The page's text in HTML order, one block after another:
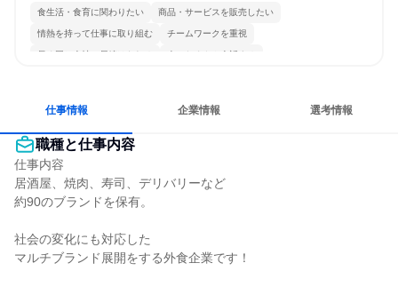
食生活・食育に関わりたい 商品・サービスを販売したい
情熱を持って仕事に取り組む チームワークを重視
長く同じ会社に居続けられる 人とたくさん会話する
仕事情報 企業情報 選考情報
職種と仕事内容
仕事内容
居酒屋、焼肉、寿司、デリバリーなど
約90のブランドを保有。
社会の変化にも対応した
マルチブランド展開をする外食企業です！